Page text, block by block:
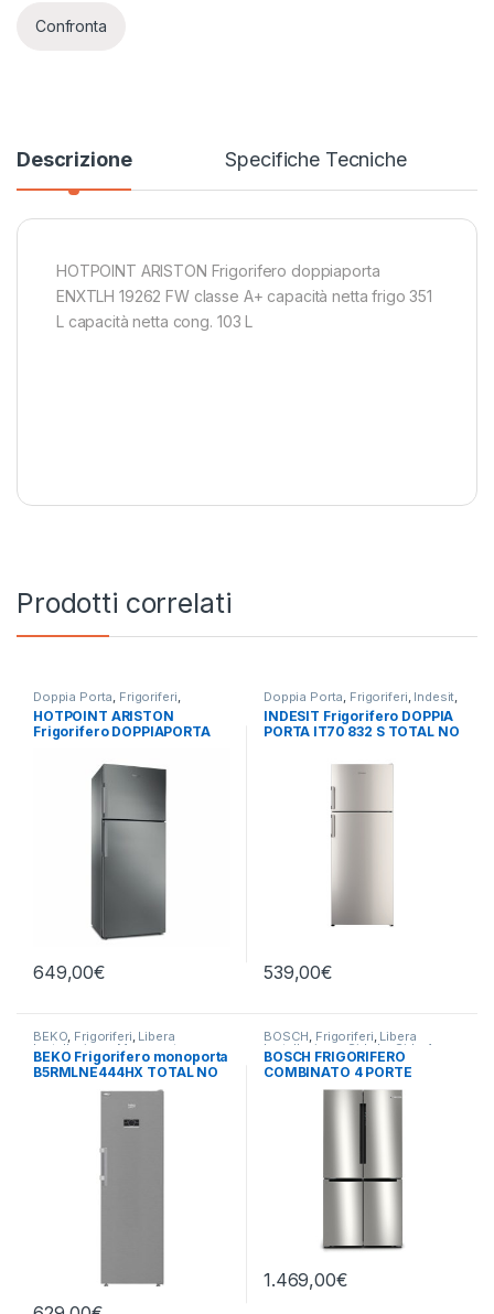
Confronta
Descrizione Specifiche Tecniche
HOTPOINT ARISTON Frigorifero doppiaporta
ENXTLH 19262 FW classe A+ capacità netta frigo 351
L capacità netta cong. 103 L
Prodotti correlati
Doppia Porta Frigoriferi
Hotpoint Ariston ,Libera
Installazione
HOTPOINT ARISTON
Frigorifero DOPPIAPORTA
649,00€
Doppia Porta Frigoriferi Indesit
Libera Installazione
INDESIT Frigorifero DOPPIA
PORTA IT70 832 S TOTAL NO
539,00€
BEKO, Frigoriferi, Libera
Installazione Monoporta
BEKO Frigorifero monoporta
B5RMLNE444HX TOTAL NO
BOSCH, Frigoriferi, Libera
Installazione, Side by Side 4
Porte
BOSCH FRIGORIFERO
COMBINATO 4 PORTE
KFN96VPEA – TOTAL NO
1.469,00€